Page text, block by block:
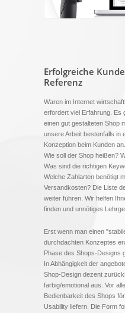
Erfolgreiche
Referenz
Waren im Internet
erfordert viel Erfahrung. Es
einen gut gestalteten Shop
unsere Arbeit bestenfalls in
Konzeption beim Kunden an.
Wie soll der Shop heißen?
Was sind die richtigen
Welche Zahlarten benötigt
Versandkosten? Die Liste
weiter führen. Wir helfen
finden und unnötiges
Erst wenn man einen
durchdachten Konzeptes
Phase des Shops-Designs
In Abhängigkeit der
Shop-Design dezent
farbig/emotional aus. Vor
Bedienbarkeit des Shops
Usability liefern. Die Form